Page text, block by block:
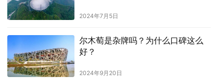
2024年7月5日
尔木萄是杂牌吗？为什么口碑这么
好？
2024年9月20日